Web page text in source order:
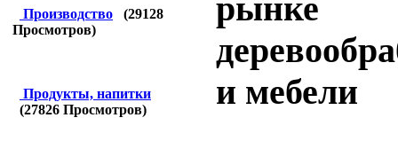
Производство (29128
Просмотров)
Продукты, напитки
(27826 Просмотров)
рынке
и мебели